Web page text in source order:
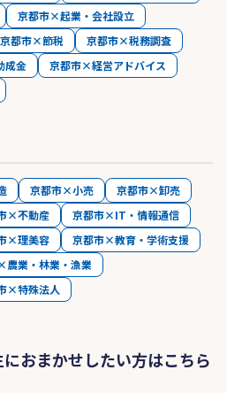
京都市×起業・会社設立
京都市×節税
京都市×税務調査
成金
京都市×経営アドバイス
京都市×小売
京都市×卸売
×不動産
京都市×IT・情報通信
×理美容
京都市×教育・学術支援
農業・林業・漁業
×特殊法人
おまかせしたい方はこちら